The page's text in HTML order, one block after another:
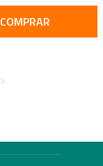
COMPRAR